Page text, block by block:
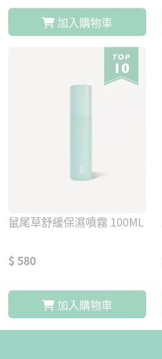
加入購物車
鼠尾草舒緩保濕噴霧 100ML
$ 580
加入購物車